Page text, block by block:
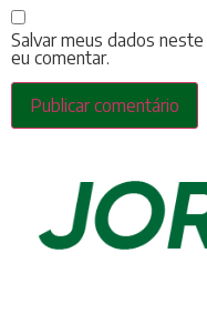
Salvar meus dados
eu comentar.